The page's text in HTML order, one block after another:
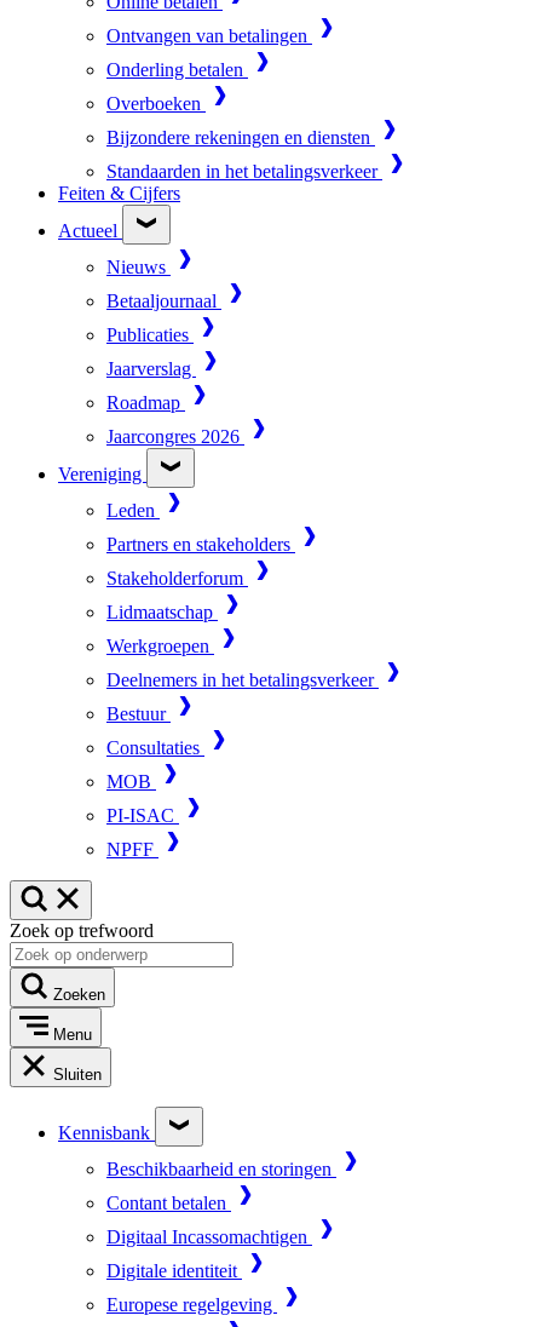
Ontvangen van betalingen
Onderling betalen
Overboeken
Bijzondere rekeningen en diensten
Standaarden in het betalingsverkeer
Feiten & Cijfers
Actueel
Nieuws
Betaaljournaal
Publicaties
Jaarverslag
Roadmap
Jaarcongres 2026
Vereniging
Leden
Partners en stakeholders
Stakeholderforum
Lidmaatschap
Werkgroepen
Deelnemers in het betalingsverkeer
Bestuur
Consultaties
MOB
PI-ISAC
NPFF
Zoek op trefwoord
Zoeken
Menu
Sluiten
Kennisbank
Beschikbaarheid en storingen
Contant betalen
Digitaal Incassomachtigen
Digitale identiteit
Europese regelgeving